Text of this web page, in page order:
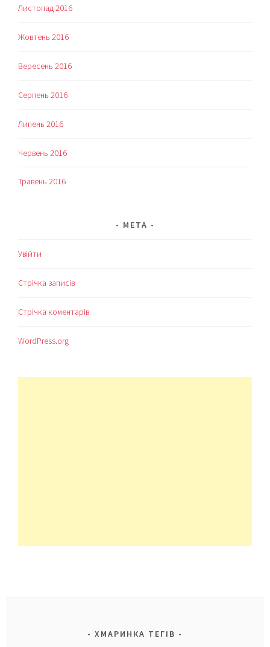
Листопад 2016
Жовтень 2016
Вересень 2016
Серпень 2016
Липень 2016
Червень 2016
Травень 2016
МЕТА
Увійти
Стрічка записів
Стрічка коментарів
WordPress.org
ХМАРИНКА ТЕГІВ